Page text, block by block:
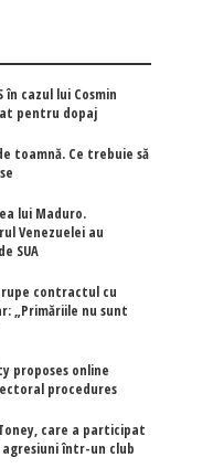
cazul lui Cosmin
pentru dopaj
toamnă. Ce trebuie să
lui Maduro.
Venezuelei au
SUA
rupe contractul cu
„Primăriile nu sunt
proposes online
procedures
care a participat
agresiuni într-un club